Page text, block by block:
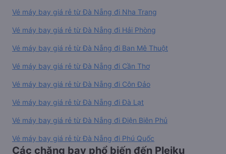
Vé máy bay giá rẻ từ Đà Nẵng đi Nha Trang
Vé máy bay giá rẻ từ Đà Nẵng đi Hải Phòng
Vé máy bay giá rẻ từ Đà Nẵng đi Ban Mê Thuột
Vé máy bay giá rẻ từ Đà Nẵng đi Cần Thơ
Vé máy bay giá rẻ từ Đà Nẵng đi Côn Đảo
Vé máy bay giá rẻ từ Đà Nẵng đi Đà Lạt
Vé máy bay giá rẻ từ Đà Nẵng đi Điện Biên Phủ
Vé máy bay giá rẻ từ Đà Nẵng đi Phú Quốc
Các chặng bay phổ biến đến Pleiku